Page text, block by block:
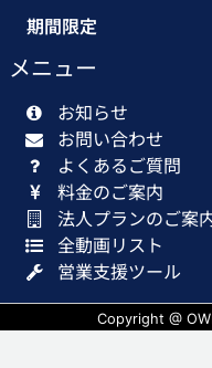
期間限定
メニュー
お知らせ
お問い合わせ
よくあるご質問
料金のご案内
法人プランのご案
全動画リスト
営業支援ツール
Copyright @